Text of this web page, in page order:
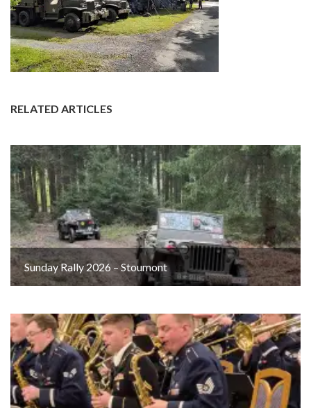
RELATED ARTICLES
Sunday Rally 2026 – Stoumont